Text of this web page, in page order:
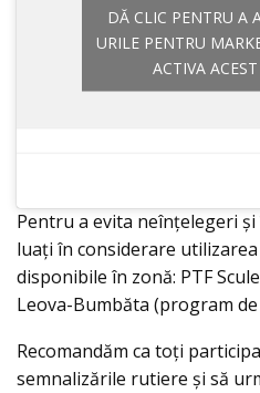
DĂ CLIC PENTRU A
URILE PENTRU
ACTIVA
Pentru a evita neînțelegeri
luați în considerare
disponibile în zonă: PTF
Leova-Bumbăta (program de
Recomandăm ca toți
semnalizările rutiere și să